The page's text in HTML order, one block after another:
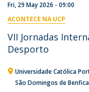
Fri, 29 May 2026 - 09:00
ACONTECE NA UCP
VII Jornadas
Desporto
Universidade Católica
São Domingos de